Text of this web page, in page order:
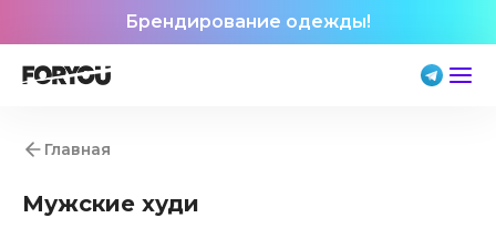
Брендирование одежды!
Главная
Мужские худи